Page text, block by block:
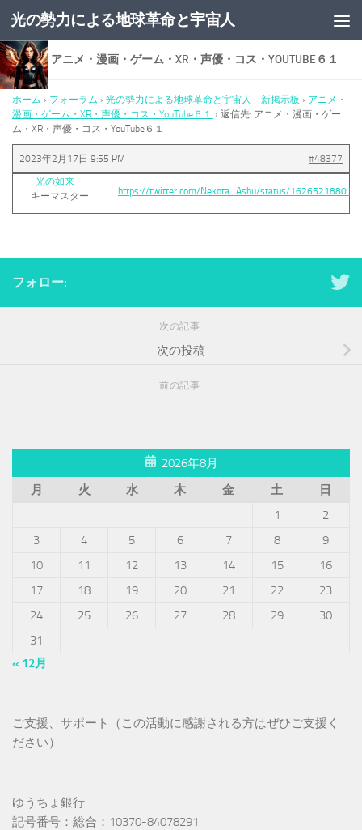
コンテンツへスキップ
光の勢力による地球革命と宇宙人
返信先: アニメ・漫画・ゲーム・XR・声優・コス・YOUTUBE６１
ホーム › フォーラム › 光の勢力による地球革命と宇宙人 新掲示板 › アニメ・
漫画・ゲーム・XR・声優・コス・YouTube６１ › 返信先: アニメ・漫画・ゲー
ム・XR・声優・コス・YouTube６１
2023年2月17日 9:55 PM
#48377
光の如来
キーマスター
https://twitter.com/Nekota_Ashu/status/
フォロー:
次の記事
次の投稿
前の記事
2026年8月
月
火 水 木 金 土
日
1
2
3
4 5 6 7 8
9
10
11 12 13 14 15
16
17
18 19 20 21 22
23
24
25 26 27 28 29
30
31
« 12月
ご支援、サポート（この活動に感謝される方はぜひご支援く
ださい）
ゆうちょ銀行
記号番号：総合：10370-84078291